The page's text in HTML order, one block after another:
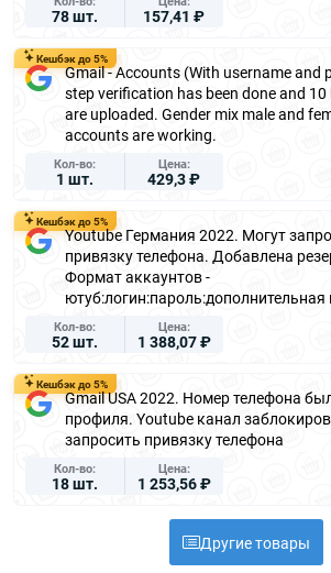
78 шт. 157,41 ₽
Кешбэк до 5%
Gmail - Accounts (With username and
step verification has been done and
are uploaded. Gender mix male and
accounts are working.
Кол-во
1 шт.
Цена
429,3 ₽
Кешбэк до 5%
Youtube Германия 2022. Могут
привязку телефона. Добавлена
Формат аккаунтов -
ютуб:логин:пароль:дополнительная
Кол-во
52 шт.
Цена
1 388,07 ₽
Кешбэк до 5%
Gmail USA 2022. Номер телефона
профиля. Youtube канал
запросить привязку телефона
Кол-во
18 шт.
Цена
1 253,56 ₽
Другие товары